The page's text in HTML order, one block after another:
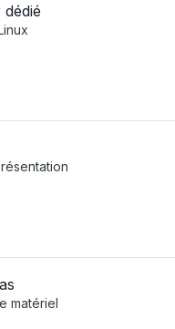
matériel